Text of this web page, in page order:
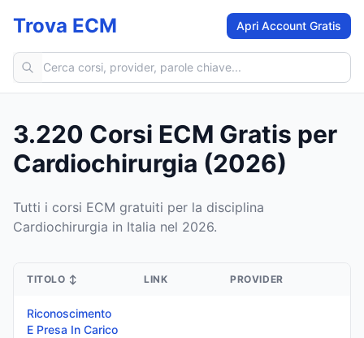
Trova ECM Apri Account Gratis
Cerca corsi ECM
3.220 Corsi ECM Gratis per
Cardiochirurgia (2026)
Tutti i corsi ECM gratuiti per la disciplina
Cardiochirurgia in Italia nel 2026.
TITOLO ↕ LINK PROVIDER
Riconoscimento
E Presa In Carico